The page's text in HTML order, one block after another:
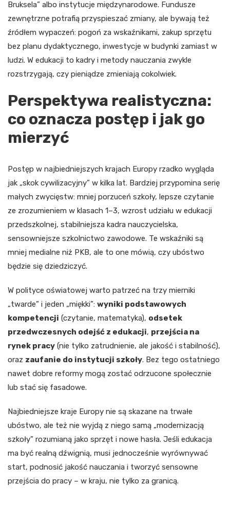
Bruksela” albo instytucje międzynarodowe. Fundusze
zewnętrzne potrafią przyspieszać zmiany, ale bywają też
źródłem wypaczeń: pogoń za wskaźnikami, zakup sprzętu
bez planu dydaktycznego, inwestycje w budynki zamiast w
ludzi. W edukacji to kadry i metody nauczania zwykle
rozstrzygają, czy pieniądze zmieniają cokolwiek.
Perspektywa realistyczna:
co oznacza postęp i jak go
mierzyć
Postęp w najbiedniejszych krajach Europy rzadko wygląda
jak „skok cywilizacyjny” w kilka lat. Bardziej przypomina serię
małych zwycięstw: mniej porzuceń szkoły, lepsze czytanie
ze zrozumieniem w klasach 1–3, wzrost udziału w edukacji
przedszkolnej, stabilniejsza kadra nauczycielska,
sensowniejsze szkolnictwo zawodowe. Te wskaźniki są
mniej medialne niż PKB, ale to one mówią, czy ubóstwo
będzie się dziedziczyć.
W polityce oświatowej warto patrzeć na trzy mierniki
„twarde” i jeden „miękki”: wyniki podstawowych
kompetencji (czytanie, matematyka), odsetek
przedwczesnych odejść z edukacji, przejścia na
rynek pracy (nie tylko zatrudnienie, ale jakość i stabilność),
oraz zaufanie do instytucji szkoły. Bez tego ostatniego
nawet dobre reformy mogą zostać odrzucone społecznie
lub stać się fasadowe.
Najbiedniejsze kraje Europy nie są skazane na trwałe
ubóstwo, ale też nie wyjdą z niego samą „modernizacją
szkoły” rozumianą jako sprzęt i nowe hasła. Jeśli edukacja
ma być realną dźwignią, musi jednocześnie wyrównywać
start, podnosić jakość nauczania i tworzyć sensowne
przejścia do pracy – w kraju, nie tylko za granicą.